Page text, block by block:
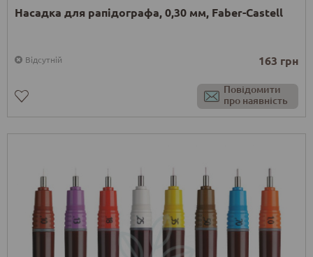
Насадка для рапідографа, 0,30 мм, Faber-Castell
Відсутній 163 грн
Повідомити
про наявність